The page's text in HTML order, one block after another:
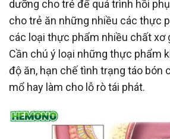
dưỡng cho trẻ để quá trình hồi
cho trẻ ăn những nhiều các thực
các loại thực phẩm nhiều chất xơ
Cần chú ý loại những thực phẩm
độ ăn, hạn chế tình trạng táo bón
mổ hay làm cho lỗ rò tái phát.